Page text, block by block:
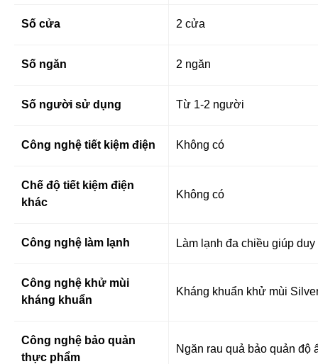
Số cửa 2 cửa
Số ngăn 2 ngăn
Số người sử dụng Từ 1-2 người
Công nghệ tiết kiệm điện Không có
Chế độ tiết kiệm điện
khác
Không có
Công nghệ làm lạnh Làm lạnh đa chiều giúp
Công nghệ khử mùi
kháng khuẩn
Kháng khuẩn khử mùi
Công nghệ bảo quản
thực phẩm
Ngăn rau quả bảo quản độ